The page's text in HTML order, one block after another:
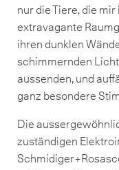
nur die Tiere, die
extravagante
ihren dunklen
schimmernden
aussenden, und
ganz besondere
Die
zuständigen